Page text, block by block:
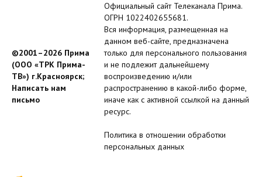
©2001–2026 Прима
(ООО «ТРК Прима-
ТВ») г.Красноярск;
Написать нам
письмо
Официальный сайт Телеканала Прима.
ОГРН 1022402655681.
Вся информация, размещенная на
данном веб-сайте, предназначена
только для персонального пользования
и не подлежит дальнейшему
воспроизведению и/или
распространению в какой-либо форме,
иначе как с активной ссылкой на данный
ресурс.
Политика в отношении обработки
персональных данных